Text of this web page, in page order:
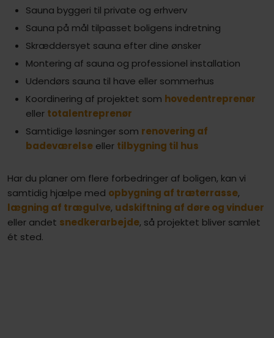
Sauna byggeri til private og erhverv
Sauna på mål tilpasset boligens indretning
Skræddersyet sauna efter dine ønsker
Montering af sauna og professionel installation
Udendørs sauna til have eller sommerhus
Koordinering af projektet som hovedentreprenør
eller totalentreprenør
Samtidige løsninger som renovering af
badeværelseeller tilbygning til hus
Har du planer om flere forbedringer af boligen, kan vi
samtidig hjælpe med opbygning af træterrasse,
lægning af trægulve, udskiftning af døre og vinduer
eller andet snedkerarbejde, så projektet bliver samlet
ét sted.